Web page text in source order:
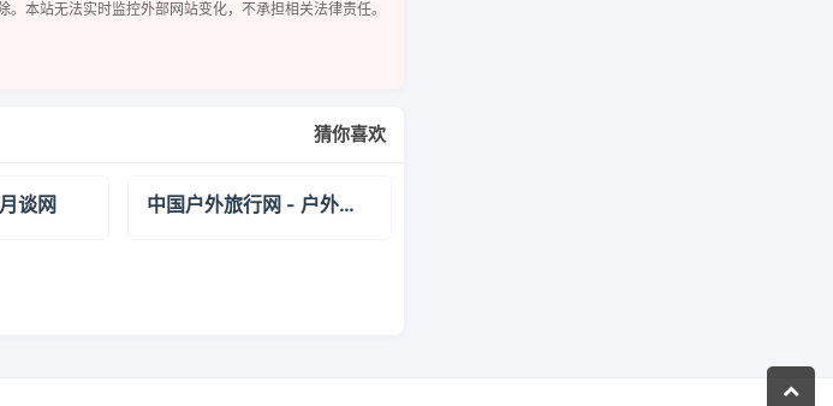
本站无法实时监控外部网站变化，不承担相关法律责任。
猜你喜欢
谈网 中国户外旅行网 - 户外旅行网-protrek.com.cn-年轻人的轻户外旅行！